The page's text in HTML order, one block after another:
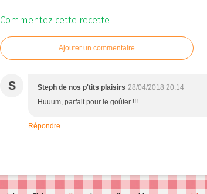
Commentez cette recette
Ajouter un commentaire
S Steph de nos p'tits plaisirs 28/04/2018 20:14
Huuum, parfait pour le goûter !!!
Répondre